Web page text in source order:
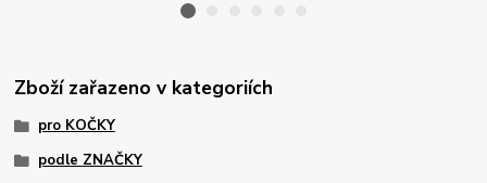
Zboží zařazeno v kategoriích
pro KOČKY
podle ZNAČKY